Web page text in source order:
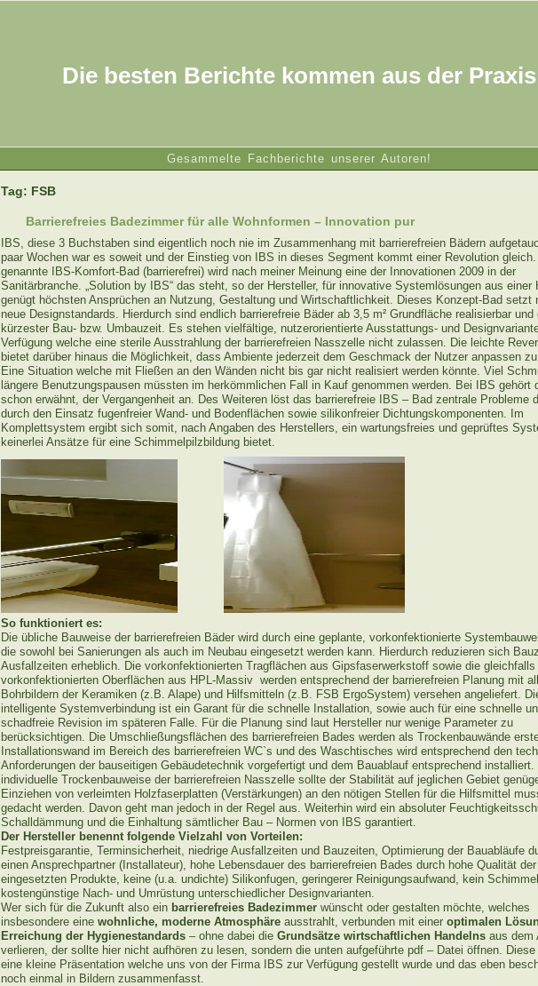
Die besten Berichte kommen aus der Praxis
Gesammelte Fachberichte unserer Autoren!
Tag: FSB
Barrierefreies Badezimmer für alle Wohnformen – Innovation pur
IBS, diese 3 Buchstaben sind eigentlich noch nie im Zusammenhang mit barrierefreien Bädern
paar Wochen war es soweit und der Einstieg von IBS in dieses Segment kommt einer Revolution
genannte IBS-Komfort-Bad (barrierefrei) wird nach meiner Meinung eine der Innovationen 2009 in der
Sanitärbranche. „Solution by IBS“ das steht, so der Hersteller, für innovative Systemlösungen aus einer
genügt höchsten Ansprüchen an Nutzung, Gestaltung und Wirtschaftlichkeit. Dieses Konzept-Bad setzt
neue Designstandards. Hierdurch sind endlich barrierefreie Bäder ab 3,5 m² Grundfläche realisierbar und
kürzester Bau- bzw. Umbauzeit. Es stehen vielfältige, nutzerorientierte Ausstattungs- und
Verfügung welche eine sterile Ausstrahlung der barrierefreien Nasszelle nicht zulassen. Die leichte
bietet darüber hinaus die Möglichkeit, dass Ambiente jederzeit dem Geschmack der Nutzer anpassen zu
Eine Situation welche mit Fließen an den Wänden nicht bis gar nicht realisiert werden könnte. Viel
längere Benutzungspausen müssten im herkömmlichen Fall in Kauf genommen werden. Bei IBS gehört
schon erwähnt, der Vergangenheit an. Des Weiteren löst das barrierefreie IBS – Bad zentrale Probleme
durch den Einsatz fugenfreier Wand- und Bodenflächen sowie silikonfreier Dichtungskomponenten. Im
Komplettsystem ergibt sich somit, nach Angaben des Herstellers, ein wartungsfreies und geprüftes
keinerlei Ansätze für eine Schimmelpilzbildung bietet.
So funktioniert es:
Die übliche Bauweise der barrierefreien Bäder wird durch eine geplante, vorkonfektionierte
die sowohl bei Sanierungen als auch im Neubau eingesetzt werden kann. Hierdurch reduzieren sich
Ausfallzeiten erheblich. Die vorkonfektionierten Tragflächen aus Gipsfaserwerkstoff sowie die gleichfalls
vorkonfektionierten Oberflächen aus HPL-Massiv werden entsprechend der barrierefreien Planung mit
Bohrbildern der Keramiken (z.B. Alape) und Hilfsmitteln (z.B. FSB ErgoSystem) versehen angeliefert.
intelligente Systemverbindung ist ein Garant für die schnelle Installation, sowie auch für eine schnelle
schadfreie Revision im späteren Falle. Für die Planung sind laut Hersteller nur wenige Parameter zu
berücksichtigen. Die Umschließungsflächen des barrierefreien Bades werden als Trockenbauwände
Installationswand im Bereich des barrierefreien WC`s und des Waschtisches wird entsprechend den
Anforderungen der bauseitigen Gebäudetechnik vorgefertigt und dem Bauablauf entsprechend installiert.
individuelle Trockenbauweise der barrierefreien Nasszelle sollte der Stabilität auf jeglichen Gebiet
Einziehen von verleimten Holzfaserplatten (Verstärkungen) an den nötigen Stellen für die Hilfsmittel
gedacht werden. Davon geht man jedoch in der Regel aus. Weiterhin wird ein absoluter
Schalldämmung und die Einhaltung sämtlicher Bau – Normen von IBS garantiert.
Der Hersteller benennt folgende Vielzahl von Vorteilen:
Festpreisgarantie, Terminsicherheit, niedrige Ausfallzeiten und Bauzeiten, Optimierung der Bauabläufe
einen Ansprechpartner (Installateur), hohe Lebensdauer des barrierefreien Bades durch hohe Qualität der
eingesetzten Produkte, keine (u.a. undichte) Silikonfugen, geringerer Reinigungsaufwand, kein
kostengünstige Nach- und Umrüstung unterschiedlicher Designvarianten.
Wer sich für die Zukunft also ein barrierefreies Badezimmer wünscht oder gestalten möchte, welches
insbesondere eine wohnliche, moderne Atmosphäre ausstrahlt, verbunden mit einer optimalen
Erreichung der Hygienestandards – ohne dabei die Grundsätze wirtschaftlichen Handelns aus dem
verlieren, der sollte hier nicht aufhören zu lesen, sondern die unten aufgeführte pdf – Datei öffnen.
eine kleine Präsentation welche uns von der Firma IBS zur Verfügung gestellt wurde und das eben
noch einmal in Bildern zusammenfasst.